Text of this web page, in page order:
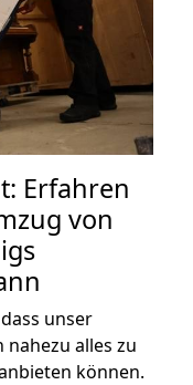
Erfahren
von
unser
alles zu
können.